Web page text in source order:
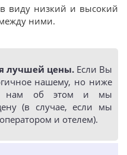
виду низкий и высокий
ними.
лучшей цены. Если Вы
нашему, но ниже
нам об этом и мы
(в случае, если мы
и отелем).